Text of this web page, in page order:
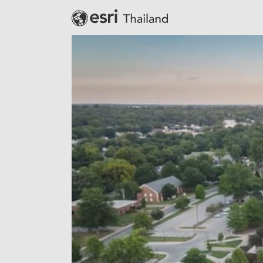
Defense
Education
Government
Public Safety
Real Estate
Retail
Smart City